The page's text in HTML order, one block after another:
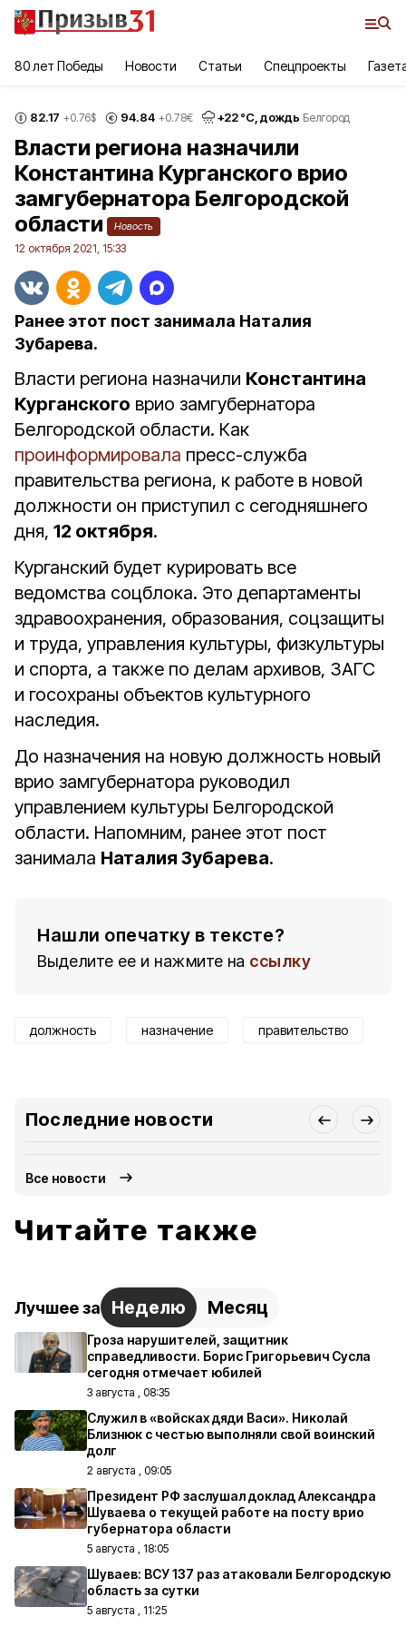
80 лет Победы Новости Статьи Спецпроекты
82.17 +0.76$ 94.84 +0.78€ +22°С, дождь Белгород
Власти региона назначили
Константина Курганского врио
замгубернатора Белгородской
области
Новость
12 октября 2021, 15:33
Ранее этот пост занимала Наталия
Зубарева.
Власти региона назначили Константина
Курганского врио замгубернатора
Белгородской области. Как
проинформировала пресс-служба
правительства региона, к работе в новой
должности он приступил с сегодняшнего
дня, 12 октября.
Курганский будет курировать все
ведомства соцблока. Это департаменты
здравоохранения, образования, соцзащиты
и труда, управления культуры, физкультуры
и спорта, а также по делам архивов, ЗАГС
и госохраны объектов культурного
наследия.
До назначения на новую должность новый
врио замгубернатора руководил
управлением культуры Белгородской
области. Напомним, ранее этот пост
занимала Наталия Зубарева.
Нашли опечатку в тексте?
Выделите ее и нажмите на ссылку
должность назначение правительство
Последние новости
Все новости
Читайте также
Лучшее за Неделю Месяц
Гроза нарушителей, защитник
справедливости. Борис Григорьевич Сусла
сегодня отмечает юбилей
3 августа , 08:35
Служил в «войсках дяди Васи». Николай
Близнюк с честью выполняли свой воинский
долг
2 августа , 09:05
Президент РФ заслушал доклад Александра
Шуваева о текущей работе на посту врио
губернатора области
5 августа , 18:05
Шуваев: ВСУ 137 раз атаковали Белгородскую
область за сутки
5 августа , 11:25